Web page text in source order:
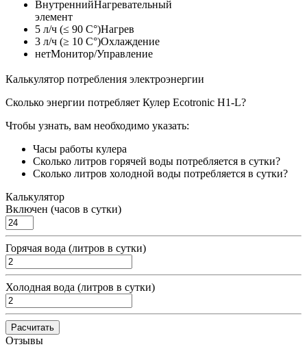
ВнутреннийНагревательный
элемент
5 л/ч (≤ 90 C°)Нагрев
3 л/ч (≥ 10 C°)Охлаждение
нетМонитор/Управление
Калькулятор потребления электроэнергии
Сколько энергии потребляет Кулер Ecotronic H1-L?
Чтобы узнать, вам необходимо указать:
Часы работы кулера
Сколько литров горячей воды потребляется в сутки?
Сколько литров холодной воды потребляется в сутки?
Калькулятор
Включен (часов в сутки)
Горячая вода (литров в сутки)
Холодная вода (литров в сутки)
Расчитать
Отзывы